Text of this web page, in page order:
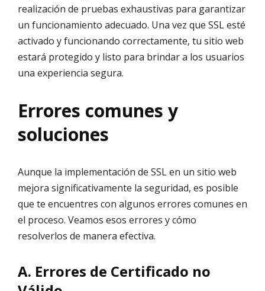
realización de pruebas exhaustivas para garantizar
un funcionamiento adecuado. Una vez que SSL esté
activado y funcionando correctamente, tu sitio web
estará protegido y listo para brindar a los usuarios
una experiencia segura.
Errores comunes y
soluciones
Aunque la implementación de SSL en un sitio web
mejora significativamente la seguridad, es posible
que te encuentres con algunos errores comunes en
el proceso. Veamos esos errores y cómo
resolverlos de manera efectiva.
A. Errores de Certificado no